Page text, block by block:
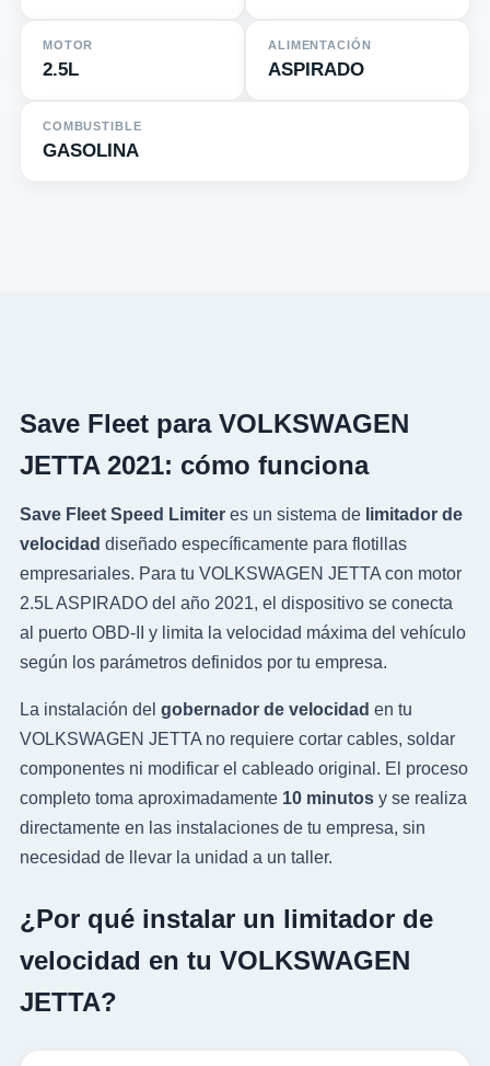
MOTOR
2.5L
ALIMENTACIÓN
ASPIRADO
COMBUSTIBLE
GASOLINA
Save Fleet para VOLKSWAGEN
JETTA 2021: cómo funciona
Save Fleet Speed Limiteres un sistema de limitador de
velocidad diseñado específicamente para flotillas
empresariales. Para tu VOLKSWAGEN JETTA con motor
2.5L ASPIRADO del año 2021, el dispositivo se conecta
al puerto OBD-II y limita la velocidad máxima del vehículo
según los parámetros definidos por tu empresa.
La instalación del gobernador de velocidad en tu
VOLKSWAGEN JETTA no requiere cortar cables, soldar
componentes ni modificar el cableado original. El proceso
completo toma aproximadamente 10 minutosy se realiza
directamente en las instalaciones de tu empresa, sin
necesidad de llevar la unidad a un taller.
¿Por qué instalar un limitador de
velocidad en tu VOLKSWAGEN
JETTA?